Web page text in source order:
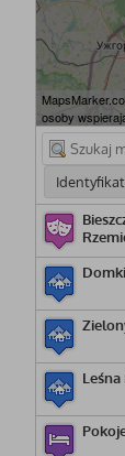
osoby